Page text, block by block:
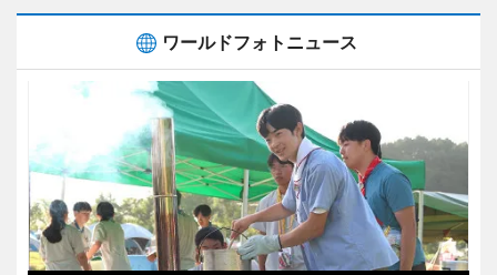
ワールドフォトニュース